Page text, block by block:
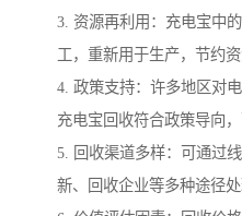
3. 资源再利用：充电宝中
工，重新用于生产，节约资
4. 政策支持：许多地区对
充电宝回收符合政策导向，
5. 回收渠道多样：可通过
新、回收企业等多种途径处